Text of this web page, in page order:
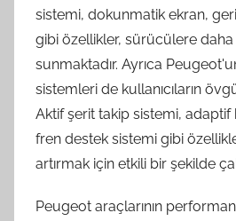
sistemi, dokunmatik ekran,
gibi özellikler, sürücülere
sunmaktadır. Ayrıca
sistemleri de kullanıcıların
Aktif şerit takip sistemi, adaptif
fren destek sistemi gibi
artırmak için etkili bir şekilde
Peugeot araçlarının